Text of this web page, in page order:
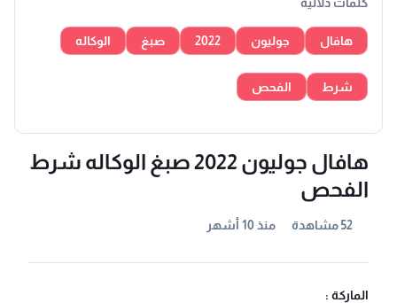
هافال جوليون 2022 صبغ الوكاله
شرط الفحص
هافال جوليون 2022 صبغ الوكاله شرط
الفحص
52 مشاهدة منذ 10 أشهر
الماركة :